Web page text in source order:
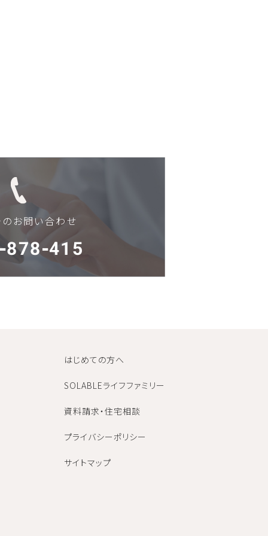
お問い合わせ
415
はじめての方へ
SOLABLEライフファミリー
資料請求・住宅相談
プライバシーポリシー
サイトマップ